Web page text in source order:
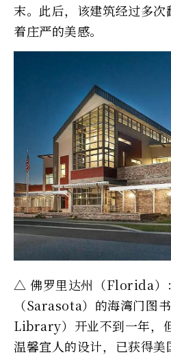
末。此后，该建筑经过多
着庄严的美感。
△ 佛罗里达州（Florida）
（Sarasota）的海湾门图
Library）开业不到一年，
温馨宜人的设计，已获得美